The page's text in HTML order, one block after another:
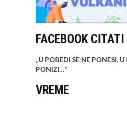
FACEBOOK CITATI
„U POBEDI SE NE PONESI,
PONIZI…“
VREME